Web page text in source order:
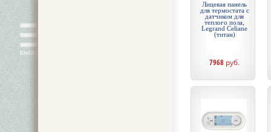
Лицевая панель
для термостата с
датчиком для
теплого пола,
Legrand Celiane
(титан)
7968 руб.